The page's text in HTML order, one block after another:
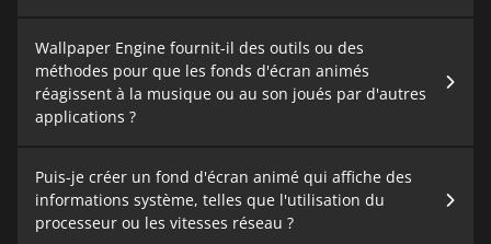
Wallpaper Engine fournit-il des outils ou des
méthodes pour que les fonds d'écran animés
réagissent à la musique ou au son joués par d'autres
applications ?
Puis-je créer un fond d'écran animé qui affiche des
informations système, telles que l'utilisation du
processeur ou les vitesses réseau ?